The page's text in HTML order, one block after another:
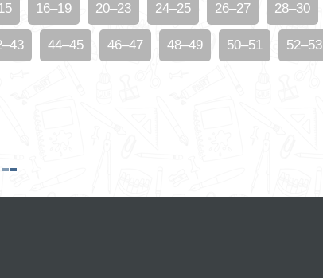
16–19 20–23 24–25 26–27 28–30
44–45 46–47 48–49 50–51 52–53